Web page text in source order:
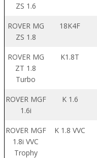
ZS 1.6
ROVER MG
ZS 1.8
18K4F
ROVER MG
ZT 1.8
Turbo
K1.8T
ROVER MGF
1.6i
K 1.6
ROVER MGF
1.8i VVC
Trophy
K 1.8 VVC